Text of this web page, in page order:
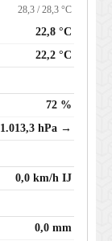
28,3 / 28,3 °C
22,8 °C
22,2 °C
72 %
1.013,3 hPa →
0,0 km/h IJ
0,0 mm